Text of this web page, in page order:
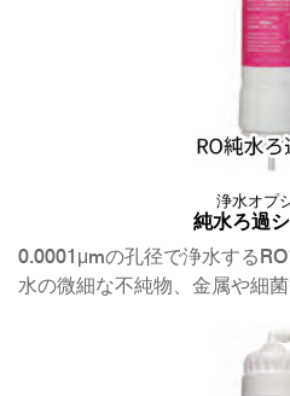
浄水オプ
純水ろ過
0.0001μmの孔径で浄水する
水の微細な不純物、金属や細